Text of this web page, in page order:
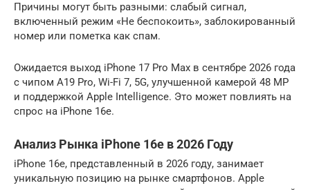
Причины могут быть разными: слабый сигнал,
включенный режим «Не беспокоить», заблокированный
номер или пометка как спам.
Ожидается выход iPhone 17 Pro Max в сентябре 2026 года
с чипом A19 Pro, Wi-Fi 7, 5G, улучшенной камерой 48 MP
и поддержкой Apple Intelligence. Это может повлиять на
спрос на iPhone 16e.
Анализ Рынка iPhone 16e в 2026 Году
iPhone 16e, представленный в 2026 году, занимает
уникальную позицию на рынке смартфонов. Apple